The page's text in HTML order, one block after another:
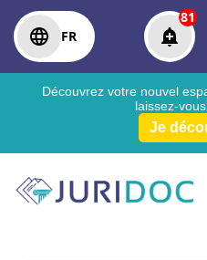
FR
81
Découvrez votre nouvel
laissez-
Je